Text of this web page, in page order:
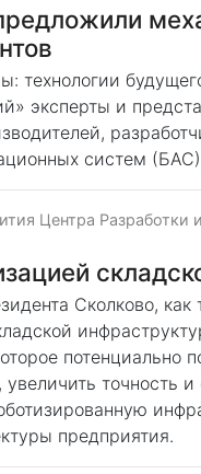
эксперты и
систем (БАС)
Центра Разработки
Сколково, как
потенциально
точность и
предприятия.